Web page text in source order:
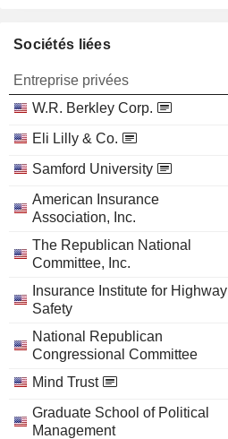
Sociétés liées
Entreprise privées
W.R. Berkley Corp.
Eli Lilly & Co.
Samford University
American Insurance
Association, Inc.
The Republican National
Committee, Inc.
Insurance Institute for Highway
Safety
National Republican
Congressional Committee
Mind Trust
Graduate School of Political
Management